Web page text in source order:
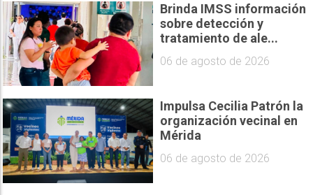
Brinda IMSS información
sobre detección y
tratamiento de ale...
06 de agosto de 2026
Impulsa Cecilia Patrón la
organización vecinal en
Mérida
06 de agosto de 2026